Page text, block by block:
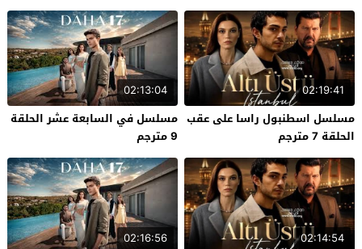
02:19:41
مسلسل اسطنبول راسا على عقب
الحلقة 7 مترجم
02:13:04
مسلسل في السابعة عشر الحلقة
9 مترجم
02:14:54
02:16:56